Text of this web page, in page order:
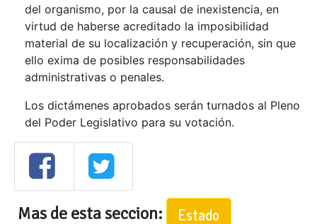
del organismo, por la causal de inexistencia, en
virtud de haberse acreditado la imposibilidad
material de su localización y recuperación, sin que
ello exima de posibles responsabilidades
administrativas o penales.
Los dictámenes aprobados serán turnados al Pleno
del Poder Legislativo para su votación.
Mas de esta seccion: Estado